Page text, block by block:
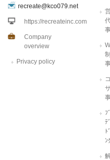
recreate@kco079.net
https://recreateinc.com
Company
overview
Privacy policy
ﾌ
ﾃ
ﾝ